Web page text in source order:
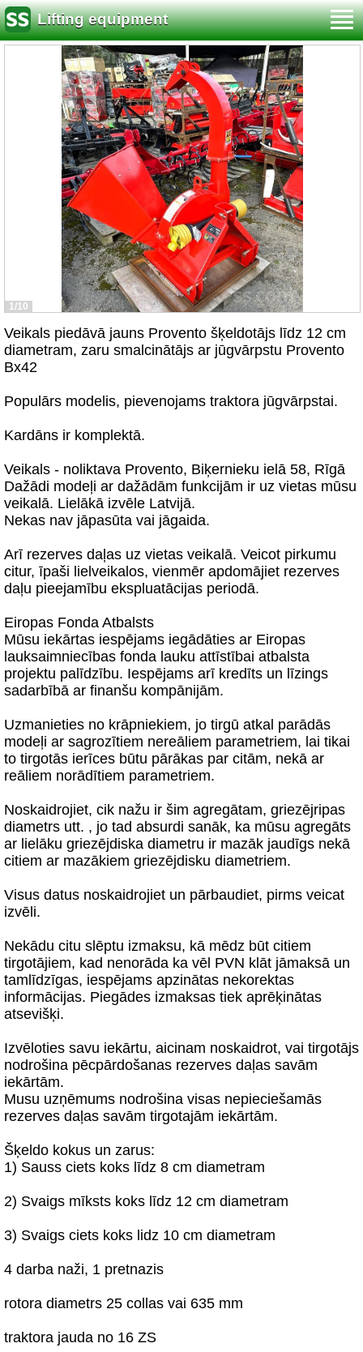
Lifting equipment
1/10
Veikals piedāvā jauns Provento šķeldotājs līdz 12 cm
diametram, zaru smalcinātājs ar jūgvārpstu Provento
Bx42
Populārs modelis, pievenojams traktora jūgvārpstai.
Kardāns ir komplektā.
Veikals - noliktava Provento, Biķernieku ielā 58, Rīgā
Dažādi modeļi ar dažādām funkcijām ir uz vietas mūsu
veikalā. Lielākā izvēle Latvijā.
Nekas nav jāpasūta vai jāgaida.
Arī rezerves daļas uz vietas veikalā. Veicot pirkumu
citur, īpaši lielveikalos, vienmēr apdomājiet rezerves
daļu pieejamību ekspluatācijas periodā.
Eiropas Fonda Atbalsts
Mūsu iekārtas iespējams iegādāties ar Eiropas
lauksaimniecības fonda lauku attīstībai atbalsta
projektu palīdzību. Iespējams arī kredīts un līzings
sadarbībā ar finanšu kompānijām.
Uzmanieties no krāpniekiem, jo tirgū atkal parādās
modeļi ar sagrozītiem nereāliem parametriem, lai tikai
to tirgotās ierīces būtu pārākas par citām, nekā ar
reāliem norādītiem parametriem.
Noskaidrojiet, cik nažu ir šim agregātam, griezējripas
diametrs utt. , jo tad absurdi sanāk, ka mūsu agregāts
ar lielāku griezējdiska diametru ir mazāk jaudīgs nekā
citiem ar mazākiem griezējdisku diametriem.
Visus datus noskaidrojiet un pārbaudiet, pirms veicat
izvēli.
Nekādu citu slēptu izmaksu, kā mēdz būt citiem
tirgotājiem, kad nenorāda ka vēl PVN klāt jāmaksā un
tamlīdzīgas, iespējams apzinātas nekorektas
informācijas. Piegādes izmaksas tiek aprēķinātas
atsevišķi.
Izvēloties savu iekārtu, aicinam noskaidrot, vai tirgotājs
nodrošina pēcpārdošanas rezerves daļas savām
iekārtām.
Musu uzņēmums nodrošina visas nepieciešamās
rezerves daļas savām tirgotajām iekārtām.
Šķeldo kokus un zarus:
1) Sauss ciets koks līdz 8 cm diametram
2) Svaigs mīksts koks līdz 12 cm diametram
3) Svaigs ciets koks lidz 10 cm diametram
4 darba naži, 1 pretnazis
rotora diametrs 25 collas vai 635 mm
traktora jauda no 16 ZS